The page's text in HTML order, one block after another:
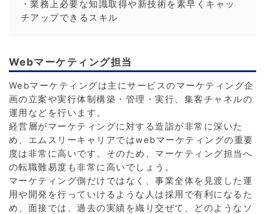
・業務上必要な知識取得や新技術を素早くキャッ
チアップできるスキル
Webマーケティング担当
Webマーケティングは主にサービスのマーケティング企
画の立案や実行体制構築・管理・実行、集客チャネルの
運用などを行います。
経営層がマーケティングに対する造詣が非常に深いた
め、エムスリーキャリアではwebマーケティングの重要
度は非常に高いです。そのため、マーケティング担当へ
の転職難易度も非常に高いでしょう。
マーケティング側だけではなく、事業全体を見渡した運
用や開発を行っていけるような人は採用で有利になるた
め、面接では、過去の実績を織り交ぜて、どのようなソ